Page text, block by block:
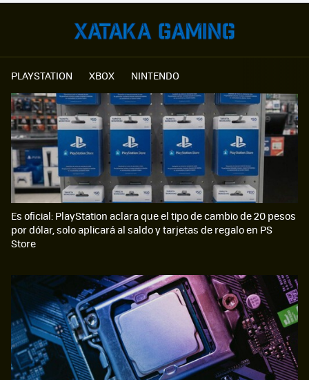
PLAYSTATION XBOX NINTENDO
Es oficial: PlayStation aclara que el tipo de cambio de 20 pesos
por dólar, solo aplicará al saldo y tarjetas de regalo en PS
Store